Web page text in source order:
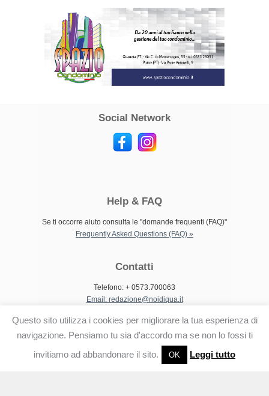
Social Network
Help & FAQ
Se ti occorre aiuto consulta le "domande frequenti (FAQ)"
Frequently Asked Questions (FAQ) »
Contatti
Telefono: + 0573.700063
Email: redazione@noidiqua.it
© 2014 Noi di Qua Testata giornalistica e di attualità di Agliana,
Questo sito utilizza i cookies per migliorare la tua esperienza di
navigazione. Pensiamo tu sia d'accordo ma se non lo fossi ti
invitiamo ad abbandonare il sito.
OK Leggi tutto